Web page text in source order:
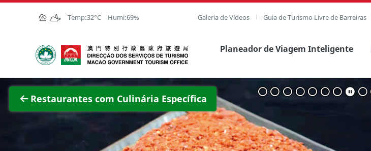
Ir para o conteúdo principal
Temp:32°C Humi:69% Galeria de Vídeos Guia de Turismo Livre de Barreiras
Direcção dos Serviços de Turismo Planeador de Viagem Inteligente
Restaurantes com Culinária Específica
Ver imagem completa